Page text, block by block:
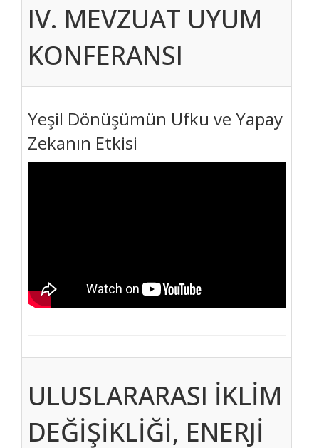
IV. MEVZUAT UYUM
KONFERANSI
Yeşil Dönüşümün Ufku ve Yapay
Zekanın Etkisi
ULUSLARARASI İKLİM
DEĞİŞİKLİĞİ, ENERJİ